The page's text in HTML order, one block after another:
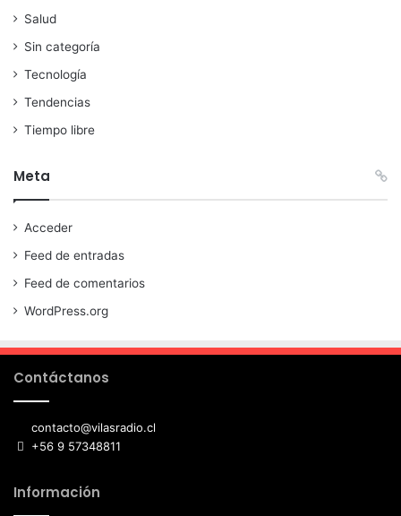
Salud
Sin categoría
Tecnología
Tendencias
Tiempo libre
Meta
Acceder
Feed de entradas
Feed de comentarios
WordPress.org
Contáctanos
contacto@vilasradio.cl
+56 9 57348811
Información